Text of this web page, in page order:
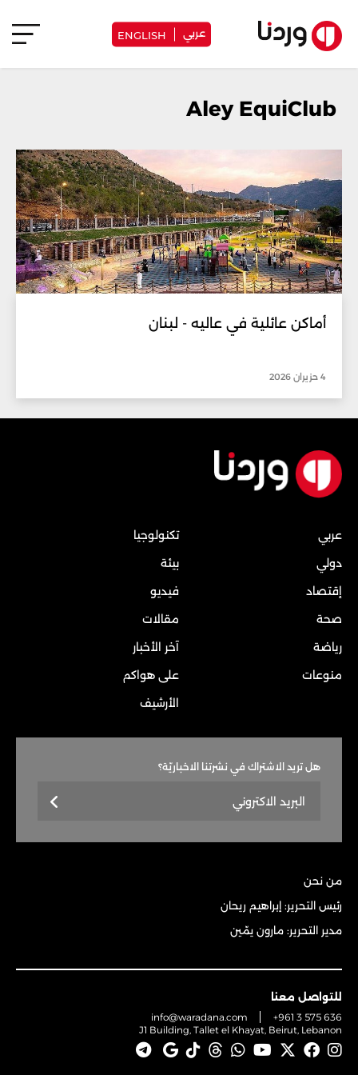
عربي ENGLISH
أماكن عائلية في عاليه - لبنان
4 حزيران 2026
عربي
دولي
إقتصاد
صحة
رياضة
منوعات
تكنولوجيا
بيئة
فيديو
مقالات
آخر الأخبار
على هواكم
الأرشيف
هل تريد الاشتراك في نشرتنا الاخباريّة؟
من نحن
رئيس التحرير: إبراهيم ريحان
مدير التحرير: مارون يمّين
للتواصل معنا
info@waradana.com
+961 3 575 636
J1 Building, Tallet el Khayat, Beirut, Lebanon